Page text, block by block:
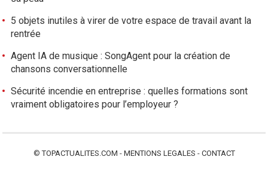
5 objets inutiles à virer de votre espace de travail avant la
rentrée
Agent IA de musique : SongAgent pour la création de
chansons conversationnelle
Sécurité incendie en entreprise : quelles formations sont
vraiment obligatoires pour l’employeur ?
©TOPACTUALITES.COM - MENTIONS LEGALES - CONTACT